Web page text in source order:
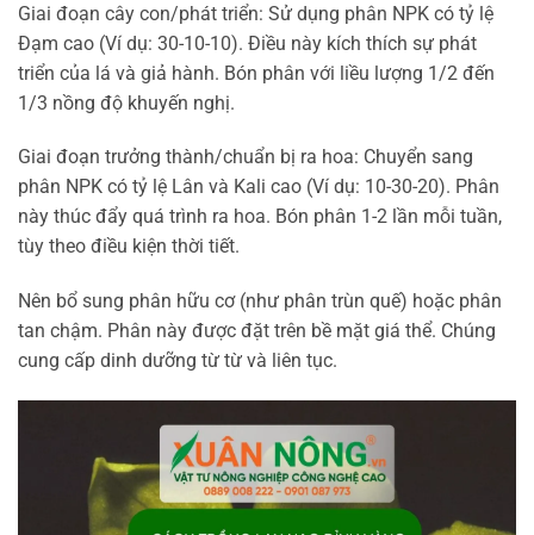
Giai đoạn cây con/phát triển: Sử dụng phân NPK có tỷ lệ
Đạm cao (Ví dụ: 30-10-10). Điều này kích thích sự phát
triển của lá và giả hành. Bón phân với liều lượng 1/2 đến
1/3 nồng độ khuyến nghị.
Giai đoạn trưởng thành/chuẩn bị ra hoa: Chuyển sang
phân NPK có tỷ lệ Lân và Kali cao (Ví dụ: 10-30-20). Phân
này thúc đẩy quá trình ra hoa. Bón phân 1-2 lần mỗi tuần,
tùy theo điều kiện thời tiết.
Nên bổ sung phân hữu cơ (như phân trùn quế) hoặc phân
tan chậm. Phân này được đặt trên bề mặt giá thể. Chúng
cung cấp dinh dưỡng từ từ và liên tục.